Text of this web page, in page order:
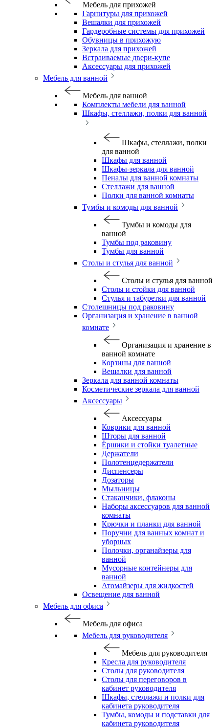
Мебель для прихожей
Гарнитуры для прихожей
Вешалки для прихожей
Гардеробные системы для прихожей
Обувницы в прихожую
Зеркала для прихожей
Встраиваемые двери-купе
Аксессуары для прихожей
Мебель для ванной
Мебель для ванной
Комплекты мебели для ванной
Шкафы, стеллажи, полки для ванной
Шкафы, стеллажи, полки
для ванной
Шкафы для ванной
Шкафы-зеркала для ванной
Пеналы для ванной комнаты
Стеллажи для ванной
Полки для ванной комнаты
Тумбы и комоды для ванной
Тумбы и комоды для
ванной
Тумбы под раковину
Тумбы для ванной
Столы и стулья для ванной
Столы и стулья для ванной
Столы и стойки для ванной
Стулья и табуретки для ванной
Столешницы под раковину
Организация и хранение в ванной
комнате
Организация и хранение в
ванной комнате
Корзины для ванной
Вешалки для ванной
Зеркала для ванной комнаты
Косметические зеркала для ванной
Аксессуары
Аксессуары
Коврики для ванной
Шторы для ванной
Ёршики и стойки туалетные
Держатели
Полотенцедержатели
Диспенсеры
Дозаторы
Мыльницы
Стаканчики, флаконы
Наборы аксессуаров для ванной
комнаты
Крючки и планки для ванной
Поручни для ванных комнат и
уборных
Полочки, органайзеры для
ванной
Мусорные контейнеры для
ванной
Атомайзеры для жидкостей
Освещение для ванной
Мебель для офиса
Мебель для офиса
Мебель для руководителя
Мебель для руководителя
Кресла для руководителя
Столы для руководителя
Столы для переговоров в
кабинет руководителя
Шкафы, стеллажи и полки для
кабинета руководителя
Тумбы, комоды и подставки для
кабинета руководителя